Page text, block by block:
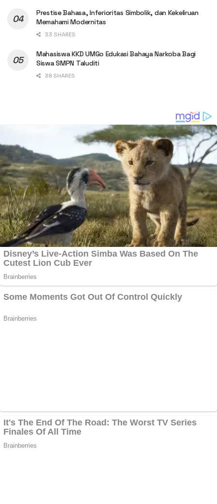
Prestise Bahasa, Inferioritas Simbolik, dan Kekeliruan
Memahami Modernitas
33 SHARES
Mahasiswa KKD UMGo Edukasi Bahaya Narkoba Bagi
Siswa SMPN Taluditi
38 SHARES